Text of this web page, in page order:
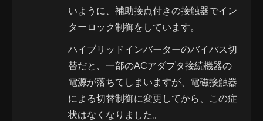
いように、補助接点付きの接触器でイン
ターロック制御をしています。
ハイブリッドインバーターのバイパス切
替だと、一部のACアダプタ接続機器の
電源が落ちてしまいますが、電磁接触器
による切替制御に変更してから、この症
状はなくなりました。